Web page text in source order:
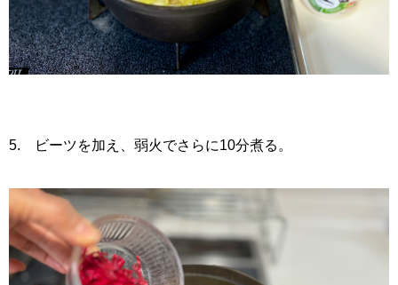
5. ビーツを加え、弱火でさらに10分煮る。